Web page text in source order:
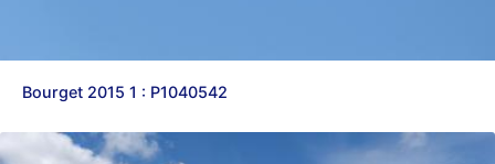
Bourget 2015 1 : P1040542